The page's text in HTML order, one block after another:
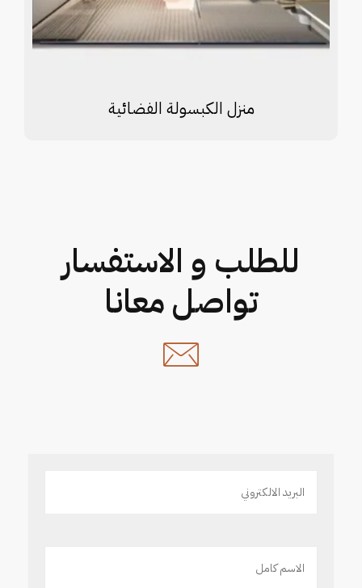
منزل الكبسولة الفضائية
للطلب و الاستفسار
تواصل معانا